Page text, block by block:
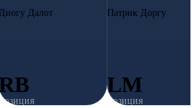
Далот
ПОЗИЦИЯ
Патрик Доргу
LM
ПОЗИЦИЯ